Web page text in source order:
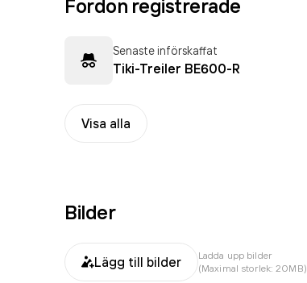
Fordon registrerade
Senaste införskaffat
Tiki-Treiler BE600-R
Visa alla
Bilder
Lägg till bilder
Ladda upp bilder
(Maximal storlek: 20MB)